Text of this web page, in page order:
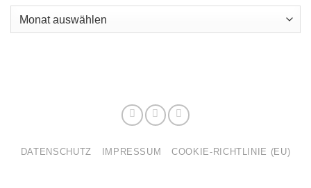
Archiv
DATENSCHUTZ IMPRESSUM COOKIE-RICHTLINIE (EU)